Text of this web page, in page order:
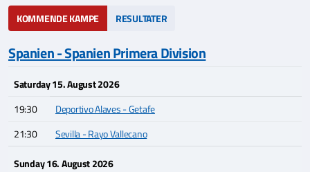
KOMMENDE KAMPE RESULTATER
Spanien - Spanien Primera Division
Saturday 15. August 2026
19:30
Deportivo Alaves - Getafe
21:30
Sevilla - Rayo Vallecano
Sunday 16. August 2026